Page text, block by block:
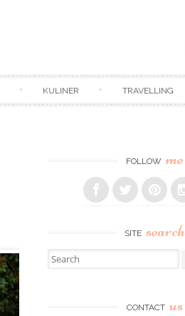
KULINER TRAVELLING
FOLLOW me
SITE search
Search for:
CONTACT us